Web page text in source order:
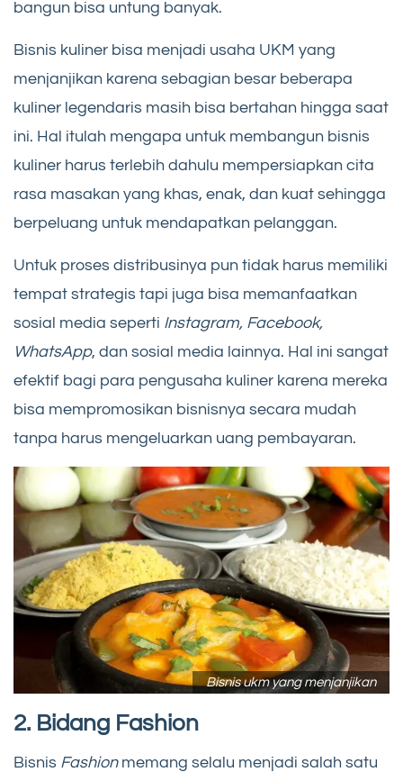
bangun bisa untung banyak.
Bisnis kuliner bisa menjadi usaha UKM yang
menjanjikan karena sebagian besar beberapa
kuliner legendaris masih bisa bertahan hingga saat
ini. Hal itulah mengapa untuk membangun bisnis
kuliner harus terlebih dahulu mempersiapkan cita
rasa masakan yang khas, enak, dan kuat sehingga
berpeluang untuk mendapatkan pelanggan.
Untuk proses distribusinya pun tidak harus memiliki
tempat strategis tapi juga bisa memanfaatkan
sosial media seperti Instagram, Facebook,
WhatsApp, dan sosial media lainnya. Hal ini sangat
efektif bagi para pengusaha kuliner karena mereka
bisa mempromosikan bisnisnya secara mudah
tanpa harus mengeluarkan uang pembayaran.
Bisnis ukm yang menjanjikan
2. Bidang Fashion
Bisnis Fashionmemang selalu menjadi salah satu